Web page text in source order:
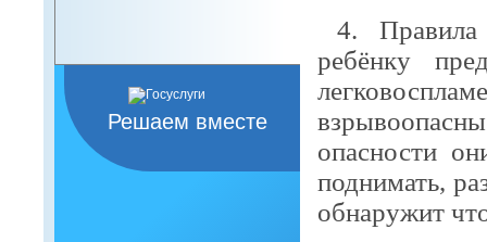
Решаем вместе
4. Правила
ребёнку
опасности
поднимать,
обнаружит